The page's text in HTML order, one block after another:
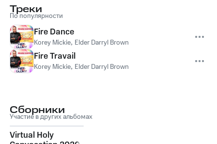
Треки
По популярности
Fire Dance
Korey Mickie, Elder Darryl Brown
Fire Travail
Korey Mickie, Elder Darryl Brown
Сборники
Участие в других альбомах
Virtual Holy